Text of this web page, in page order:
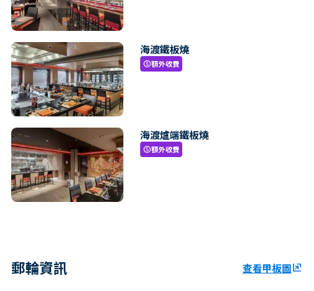
海渡鐵板燒
paid額外收費
海渡爐端鐵板燒
paid額外收費
郵輪資訊 查看甲板圖ungroup